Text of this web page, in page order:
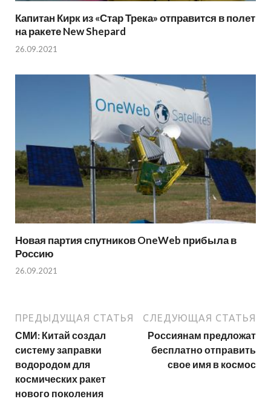
Капитан Кирк из «Стар Трека» отправится в полет
на ракете New Shepard
26.09.2021
Новая партия спутников OneWeb прибыла в
Россию
26.09.2021
ПРЕДЫДУЩАЯ СТАТЬЯ
СМИ: Китай создал
систему заправки
водородом для
космических ракет
нового поколения
СЛЕДУЮЩАЯ СТАТЬЯ
Россиянам предложат
бесплатно отправить
свое имя в космос